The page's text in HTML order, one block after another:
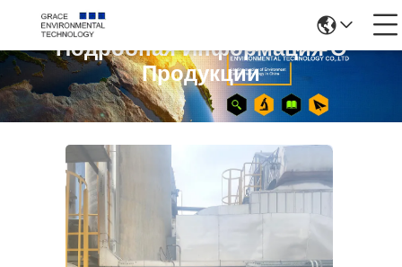
Подробная Информация О
Продукции